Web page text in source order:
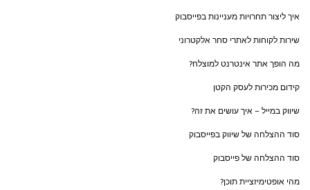
איך ליצור תחרויות מעניינות בפייסבוק
שירות לקוחות לאתרי סחר אלקטרוני
מה הופך אתר אינטרנט למוצלח?
קידום מכירות לעסק הקטן
שיווק במייל – איך עושים את זה?
סוד ההצלחה של שיווק בפייסבוק
סוד ההצלחה של פייסבוק
מהי אופטימיזציית תוכן?